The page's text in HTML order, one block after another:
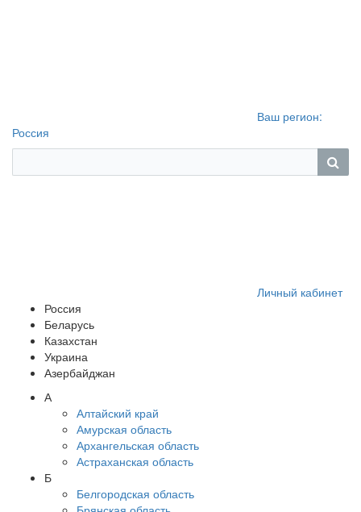
Ваш регион:
Россия
Личный кабинет
Россия
Беларусь
Казахстан
Украина
Азербайджан
А
Алтайский край
Амурская область
Архангельская область
Астраханская область
Б
Белгородская область